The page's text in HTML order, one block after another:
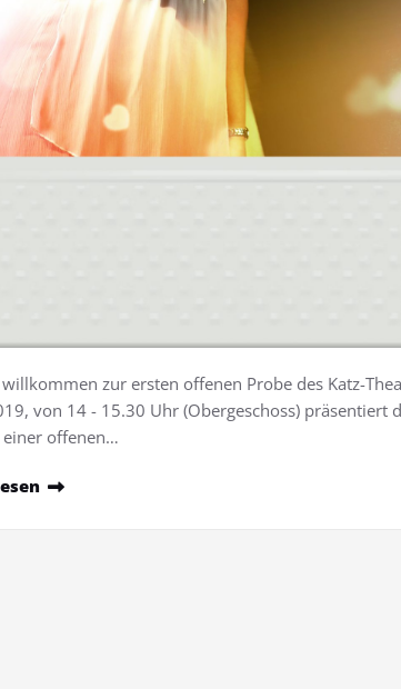
zur ersten offenen Probe des Katz-
von 14 - 15.30 Uhr (Obergeschoss) präsentiert
einer offenen…